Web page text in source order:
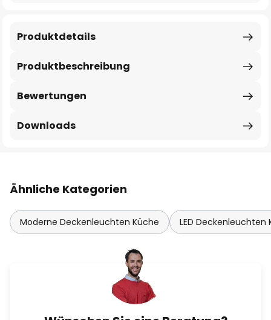
Produktbeschreibung
Produktdetails
Bewertungen
Downloads
Ähnliche Kategorien
Moderne Deckenleuchten Küche LED Deckenleuchten